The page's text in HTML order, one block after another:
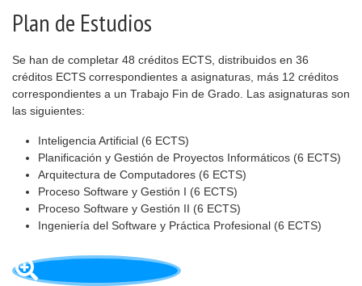
Plan de Estudios
Se han de completar 48 créditos ECTS, distribuidos en 36
créditos ECTS correspondientes a asignaturas, más 12 créditos
correspondientes a un Trabajo Fin de Grado. Las asignaturas son
las siguientes:
Inteligencia Artificial (6 ECTS)
Planificación y Gestión de Proyectos Informáticos (6 ECTS)
Arquitectura de Computadores (6 ECTS)
Proceso Software y Gestión I (6 ECTS)
Proceso Software y Gestión II (6 ECTS)
Ingeniería del Software y Práctica Profesional (6 ECTS)